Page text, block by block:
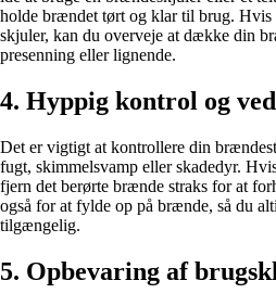
holde brændet tørt og klar til brug.
skjuler, kan du overveje at dække din
presenning eller lignende.
4. Hyppig kontrol og
Det er vigtigt at kontrollere din
fugt, skimmelsvamp eller skadedyr.
fjern det berørte brænde straks for at
også for at fylde op på brænde, så du
tilgængelig.
5. Opbevaring af